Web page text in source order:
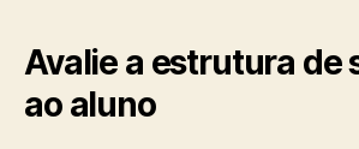
Avalie a estrutura de
ao aluno